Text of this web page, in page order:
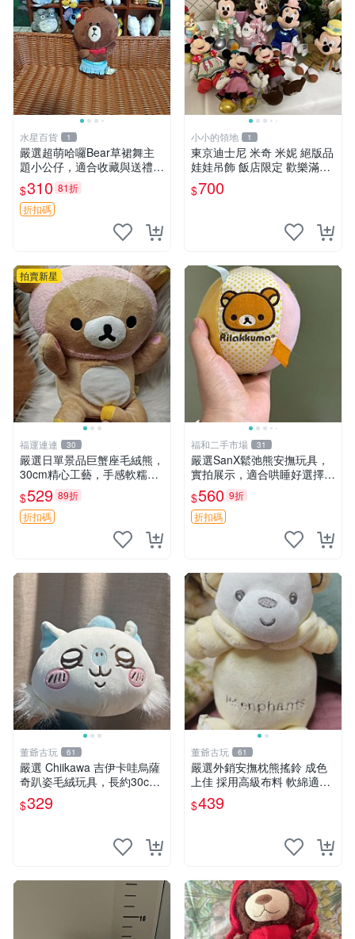
水星百貨 1
嚴選超萌哈囉Bear草裙舞主
題小公仔，適合收藏與送禮 1
00 克 哈囉Bear 草裙舞
$310 81折
折扣碼
小小的領地 1
東京迪士尼 米奇 米妮 絕版品
娃娃吊飾 飯店限定 歡樂滿人
間 復活節
$700
拍賣新星
福運連連 30
嚴選日單景品巨蟹座毛絨熊，
30cm精心工藝，手感軟糯推
薦收藏送人 巨蟹座 毛絨玩具
精緻做工
$529 89折
折扣碼
福和二手市場 31
嚴選SanX鬆弛熊安撫玩具，
實拍展示，適合哄睡好選擇
電腦玩具 安撫用品
$560 9折
折扣碼
董爺古玩 61
嚴選 Chiikawa 吉伊卡哇烏薩
奇趴姿毛絨玩具，長約30c
m，質地超軟適合收藏 烏薩
奇 Chiikawa 毛絨 超軟
$329
董爺古玩 61
嚴選外銷安撫枕熊搖鈴 成色
上佳 採用高級布料 軟綿適合
收藏 安心選購 安撫枕 熊玩具
搖鈴
$439